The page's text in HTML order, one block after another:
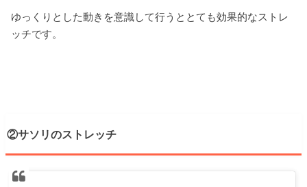
ゆっくりとした動きを意識して行うととても効果的なストレ
ッチです。
②サソリのストレッチ